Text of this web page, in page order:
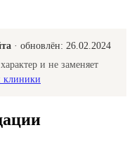
· обновлён: 26.02.2024
и не заменяет
клиники